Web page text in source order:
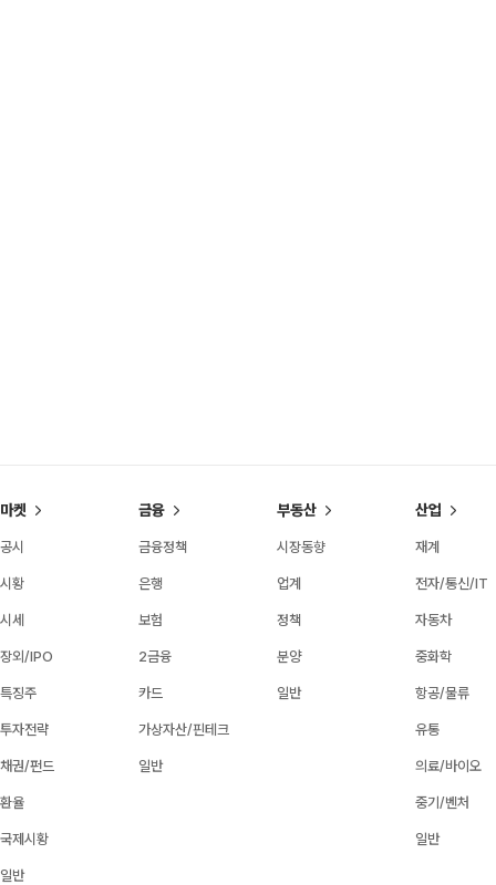
마켓
공시
시황
시세
장외/IPO
특징주
투자전략
채권/펀드
환율
국제시황
일반
금융
금융정책
은행
보험
2금융
카드
가상자산/핀테크
일반
부동산
시장동향
업계
정책
분양
일반
산업
재계
전자/통신/IT
자동차
중화학
항공/물류
유통
의료/바이오
중기/벤처
일반